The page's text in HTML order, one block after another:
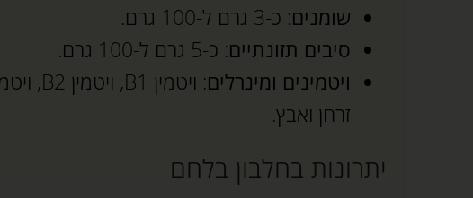
שומנים: כ-3 גרם ל-100 גרם.
סיבים תזונתיים: כ-5 גרם ל-100 גרם.
ויטמינים ומינרלים
זרחן ואבץ.
יתרונות בחלבון בלחם